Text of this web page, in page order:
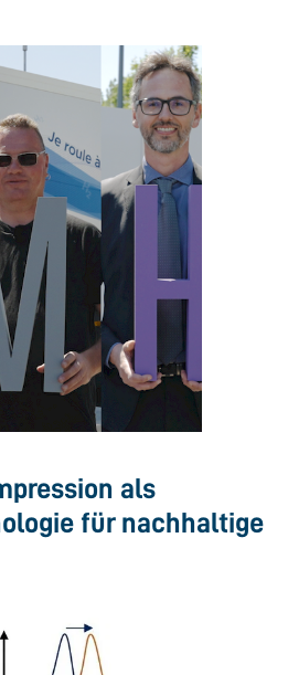
als
für nachhaltige